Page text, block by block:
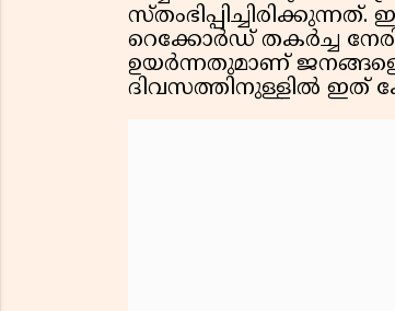
റെക്കോർഡ് തകർച്ച
ഉയർന്നതുമാണ്
ദിവസത്തിനുള്ളിൽ ഇത്